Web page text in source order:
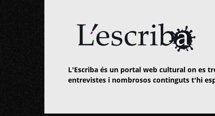
L'Escriba és un portal web cultural on es
entrevistes i nombrosos continguts t'hi